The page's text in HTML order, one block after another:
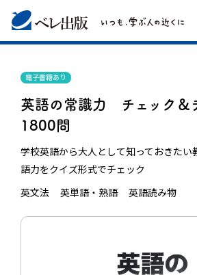
電子書籍あり
英語の常識力 チェック＆
1800問
学校英語から大人として知っておきたい
語力をクイズ形式でチェック
英文法 英単語・熟語 英語読み物